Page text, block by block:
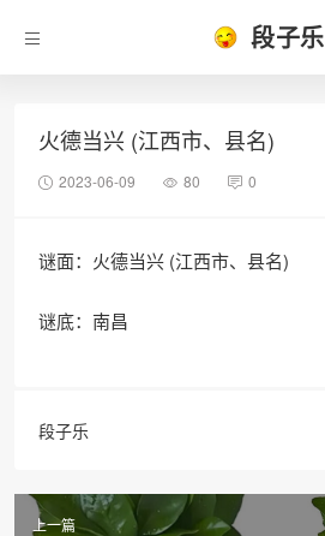
段子乐
火德当兴 (江西市、县名)
2023-06-09 80 0
谜面：火德当兴 (江西市、县名)
谜底：南昌
段子乐
上一篇